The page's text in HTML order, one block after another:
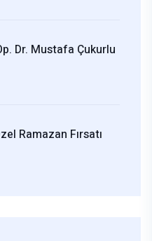
Dr. Mustafa Çukurlu
Ramazan Fırsatı